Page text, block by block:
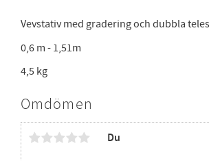
Vevstativ med gradering och dubbla
0,6 m - 1,51m
4,5 kg
Omdömen
Du